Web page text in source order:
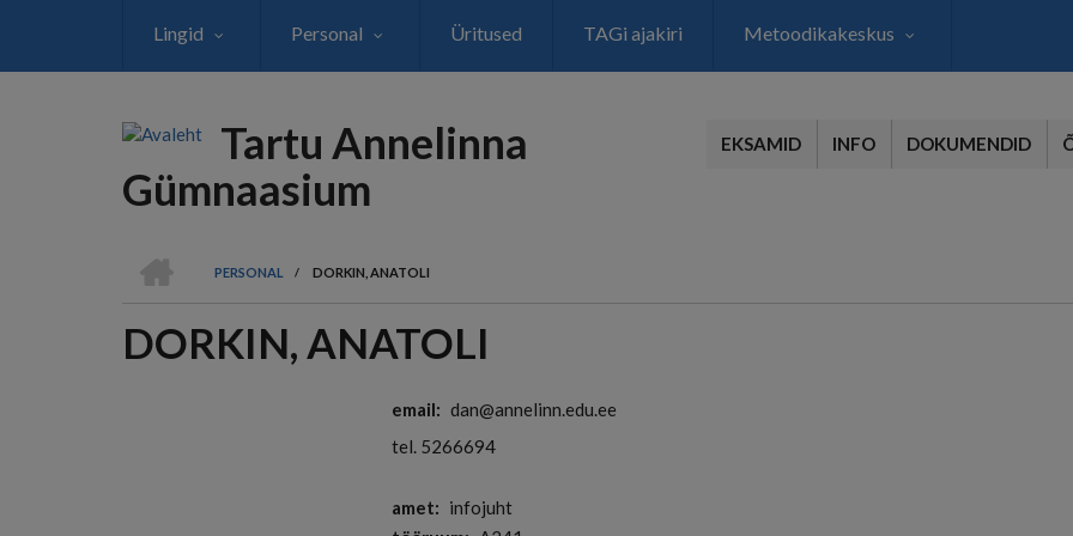
Lingid Personal Üritused TAGi ajakiri Metoodikakeskus
Tartu Annelinna
Gümnaasium
EKSAMID INFO DOKUMENDID
LEIVAPURU
PERSONAL
/ DORKIN, ANATOLI
DORKIN, ANATOLI
email
dan@annelinn.edu.ee
tel. 5266694
amet
infojuht